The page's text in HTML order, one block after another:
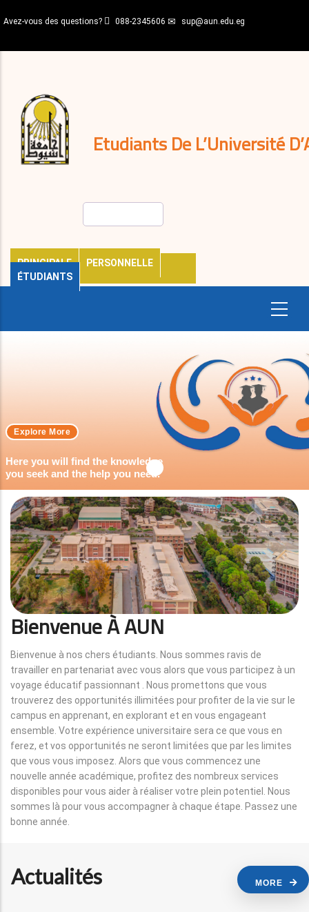
au
principal
Avez-vous des questions? 088-2345606 sup@aun.edu.eg
Etudiants De L’Université
PRINCIPALE
PERSONNELLE
ÉTUDIANTS
décisions
Expatriés
Journal
Here you will find the knowledge
you seek and the help you need.
Explore More
Bienvenue À AUN
Bienvenue à nos chers étudiants. Nous sommes ravis de
travailler en partenariat avec vous alors que vous participez à un
voyage éducatif passionnant . Nous promettons que vous
trouverez des opportunités illimitées pour profiter de la vie sur le
campus en apprenant, en explorant et en vous engageant
ensemble. Votre expérience universitaire sera ce que vous en
ferez, et vos opportunités ne seront limitées que par les limites
que vous vous imposez. Alors que vous commencez une
nouvelle année académique, profitez des nombreux services
disponibles pour vous aider à réaliser votre plein potentiel. Nous
sommes là pour vous accompagner à chaque étape. Passez une
bonne année.
Actualités MORE